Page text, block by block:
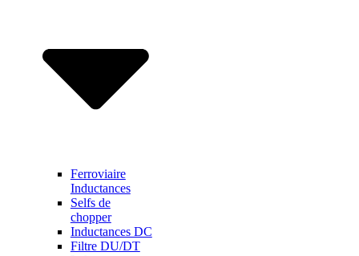
Ferroviaire
Inductances
Selfs de
chopper
Inductances DC
Filtre DU/DT